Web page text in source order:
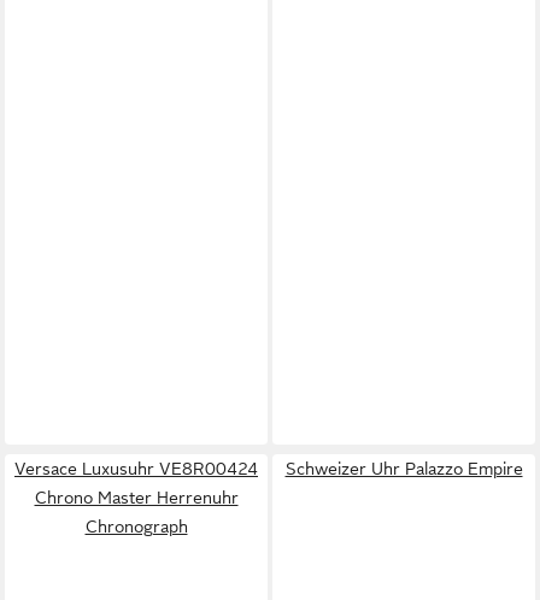
Versace Luxusuhr VE8R00424
Chrono Master Herrenuhr
Chronograph
Schweizer Uhr Palazzo Empire